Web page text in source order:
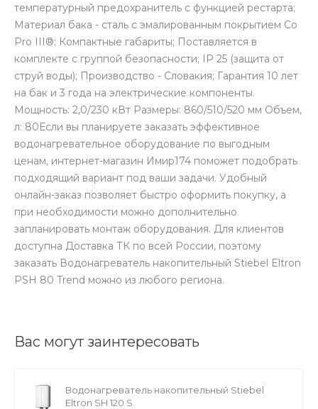
температурный предохранитель с функцией рестарта;
Материал бака - сталь с эмалированным покрытием Co
Pro III®; Компактные габариты; Поставляется в
комплекте с группой безопасности; IP 25 (защита от
струй воды); Производство - Словакия; Гарантия 10 лет
на бак и 3 года на электрические компоненты.
Мощность: 2,0/230 кВт Размеры: 860/510/520 мм Объем,
л: 80Если вы планируете заказать эффективное
водонагревательное оборудование по выгодным
ценам, интернет-магазин Имир174 поможет подобрать
подходящий вариант под ваши задачи. Удобный
онлайн-заказ позволяет быстро оформить покупку, а
при необходимости можно дополнительно
запланировать монтаж оборудования. Для клиентов
доступна Доставка ТК по всей России, поэтому
заказать Водонагреватель накопительный Stiebel Eltron
PSH 80 Trend можно из любого региона.
Вас могут заинтересовать
Водонагреватель накопительный Stiebel
Eltron SH 120 S